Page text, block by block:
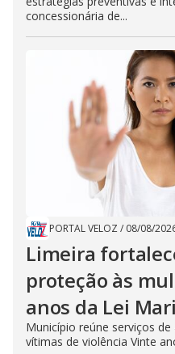
concessionária de...
PORTAL VELOZ / 08/08/
Limeira
proteção às
anos da Lei
Município reúne serviços
vítimas de violência Vinte